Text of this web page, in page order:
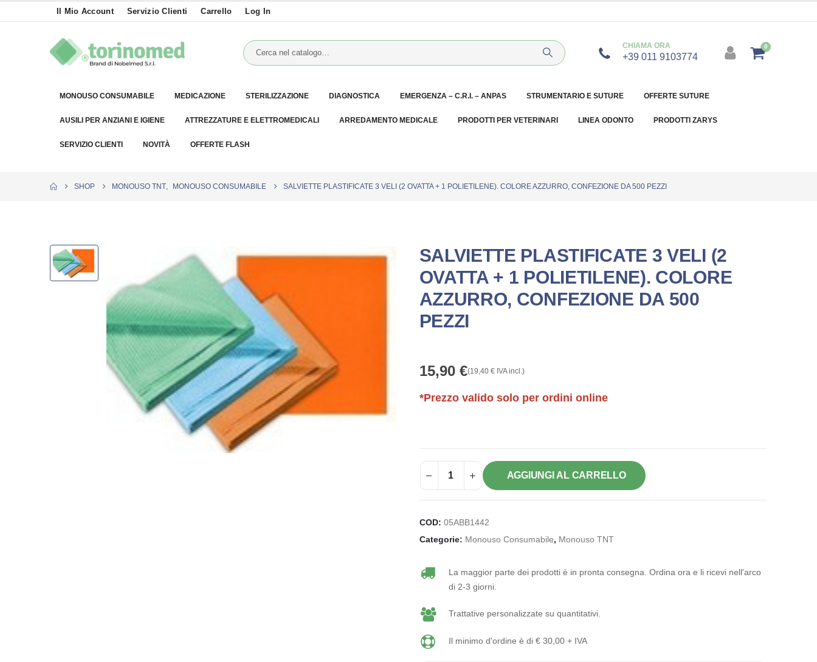
Il Mio Account Servizio Clienti Carrello Log In
CHIAMA ORA
+39 011 9103774
0
MONOUSO CONSUMABILE MEDICAZIONE STERILIZZAZIONE DIAGNOSTICA EMERGENZA – C.R.I. – ANPAS STRUMENTARIO E SUTURE OFFERTE SUTURE
AUSILI PER ANZIANI E IGIENE ATTREZZATURE E ELETTROMEDICALI ARREDAMENTO MEDICALE PRODOTTI PER VETERINARI LINEA ODONTO PRODOTTI ZARYS
SERVIZIO CLIENTI NOVITÀ OFFERTE FLASH
SHOP MONOUSO TNT MONOUSO CONSUMABILE SALVIETTE PLASTIFICATE 3 VELI (2 OVATTA + 1 POLIETILENE). COLORE AZZURRO, CONFEZIONE DA 500 PEZZI
SALVIETTE PLASTIFICATE 3 VELI (2
OVATTA + 1 POLIETILENE). COLORE
AZZURRO, CONFEZIONE DA 500
PEZZI
15,90 €(19,40 €IVA incl.)
*Prezzo valido solo per ordini online
AGGIUNGI AL CARRELLO
COD: 05ABB1442
Categorie: Monouso Consumabile, Monouso TNT
La maggior parte dei prodotti è in pronta consegna. Ordina ora e li ricevi nell'arco
di 2-3 giorni.
Trattative personalizzate su quantitativi.
Il minimo d'ordine è di € 30,00 + IVA